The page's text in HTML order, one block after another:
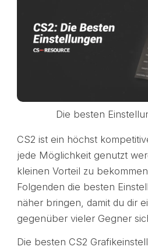
Die besten
CS2 ist ein höchst
jede Möglichkeit genutzt
kleinen Vorteil zu
Folgenden die besten
näher bringen, damit du dir
gegenüber vieler Gegner
Die besten CS2